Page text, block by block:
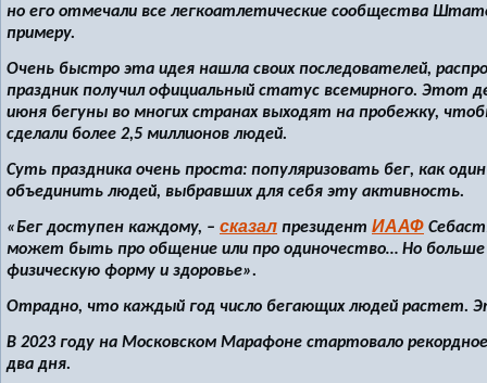
но его отмечали все легкоатлетические сообщества
примеру.
Очень быстро эта идея нашла своих последователей,
праздник получил официальный статус всемирного. Этот
июня бегуны во многих странах выходят на пробежку,
сделали более 2,5 миллионов людей.
Суть праздника очень проста: популяризовать бег, как
объединить людей, выбравших для себя эту активность.
«Бег доступен каждому, – сказал президент ИААФ
может быть про общение или про одиночество… Но больше
физическую форму и здоровье».
Отрадно, что каждый год число бегающих людей растет.
В 2023 году на Московском Марафоне стартовало
два дня.